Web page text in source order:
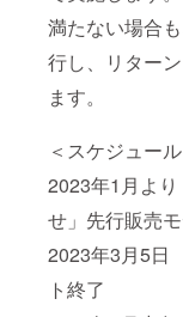
満たない場合
行し、リター
ます。
＜スケジュール
2023年1月よ
せ」先行販売
2023年3月5日
ト終了